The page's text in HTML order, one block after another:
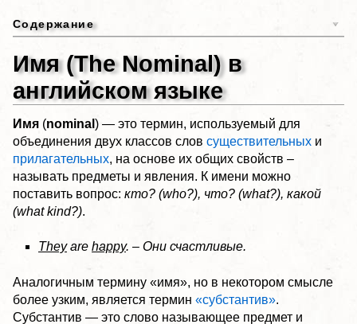
Содержание
Имя (The Nominal) в
английском языке
Имя (nominal ) — это термин, используемый для
объединения двух классов слов существительных и
прилагательных, на основе их общих свойств –
называть предметы и явления. К имени можно
поставить вопрос: кто? (who?), что? (what?), какой
(what kind?).
Theyare happy. – Они счастливые.
Аналогичным термину «имя», но в некотором смысле
более узким, является термин «субстантив».
Субстантив — это слово называющее предмет и